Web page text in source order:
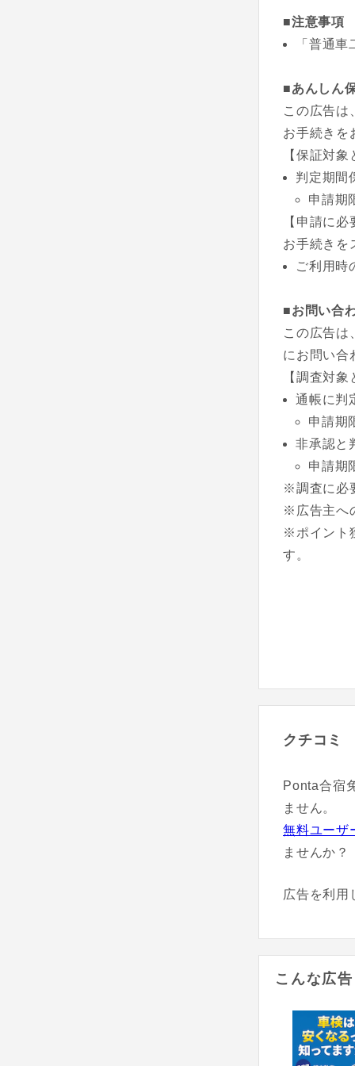
■注意事項
「普通
■あんしん
この広告は
お手続きを
【保証対
判定期間
申請期
【申請に
お手続きを
ご利用時
■お問い合
この広告は
にお問い合
【調査対
通帳に判
申請期
非承認と
申請期
※調査に必
※広告主へ
※ポイント
す。
クチコミ
Ponta合宿
ません。
無料ユーザ
ませんか？
広告を利用
こんな広